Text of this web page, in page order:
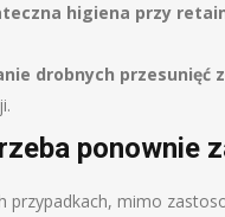
higiena przy
drobnych przesunięć
ponownie
przypadkach, mimo